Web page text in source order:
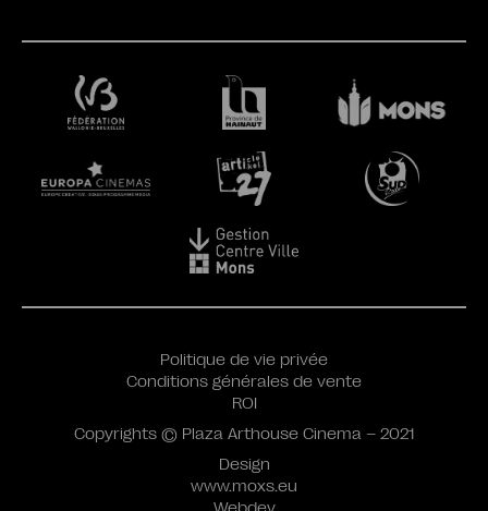
Design
www.moxs.eu
Politique de vie privée
Conditions générales de vente
ROI
Copyrights © Plaza Arthouse Cinema – 2021